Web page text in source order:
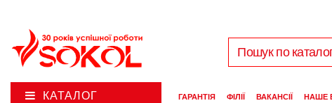
КАТАЛОГ ГАРАНТІЯ ФІЛІЇ ВАКАНСІЇ НАШЕ